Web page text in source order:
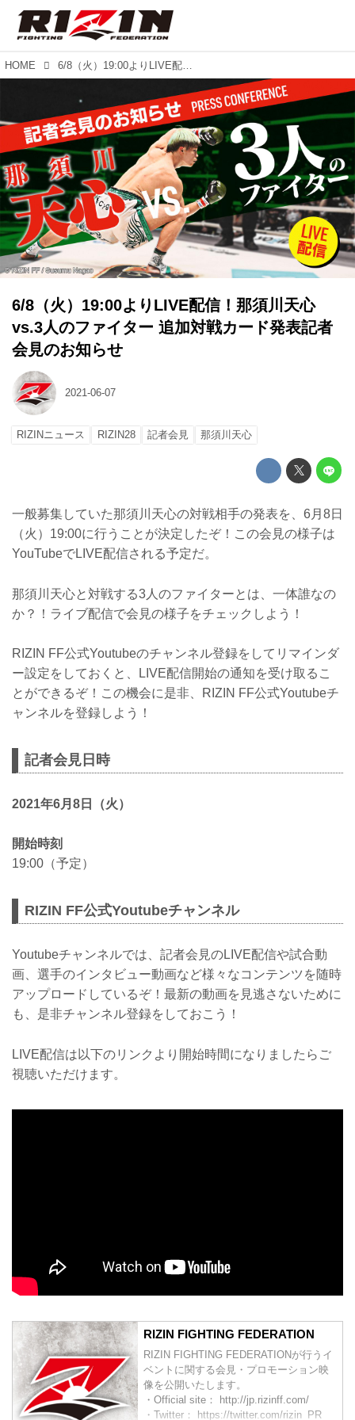
HOME 6/8（火）19:00よりLIVE配信！那須川天心vs.3人のファイター 追加対戦カード発表記者会見のお知らせ
6/8（火）19:00よりLIVE配信！那須川天心
vs.3人のファイター 追加対戦カード発表記者
会見のお知らせ
2021-06-07
RIZINニュース RIZIN28 記者会見 那須川天心
一般募集していた那須川天心の対戦相手の発表を、6月8日
（火）19:00に行うことが決定したぞ！この会見の様子は
YouTubeでLIVE配信される予定だ。
那須川天心と対戦する3人のファイターとは、一体誰なの
か？！ライブ配信で会見の様子をチェックしよう！
RIZIN FF公式Youtubeのチャンネル登録をしてリマインダ
ー設定をしておくと、LIVE配信開始の通知を受け取るこ
とができるぞ！この機会に是非、RIZIN FF公式Youtubeチ
ャンネルを登録しよう！
記者会見日時
2021年6月8日（火）
開始時刻
19:00（予定）
RIZIN FF公式Youtubeチャンネル
Youtubeチャンネルでは、記者会見のLIVE配信や試合動
画、選手のインタビュー動画など様々なコンテンツを随時
アップロードしているぞ！最新の動画を見逃さないために
も、是非チャンネル登録をしておこう！
LIVE配信は以下のリンクより開始時間になりましたらご
視聴いただけます。
RIZIN FIGHTING FEDERATION
RIZIN FIGHTING FEDERATIONが行うイ
ベントに関する会見・プロモーション映
像を公開いたします。
・Official site： http://jp.rizinff.com/
・Twitter： https://twitter.com/rizin_PR